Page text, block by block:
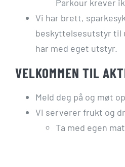
Parkour krever
Vi har brett,
beskyttelsesutstyr til
har med eget utstyr.
VELKOMMEN TIL
Meld deg på og møt
Vi serverer frukt og
Ta med egen